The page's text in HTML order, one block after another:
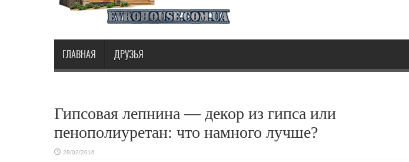
ГЛАВНАЯ ДРУЗЬЯ
Гипсовая лепнина — декор из гипса или
пенополиуретан: что намного лучше?
28/02/2016